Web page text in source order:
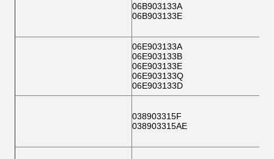
06B903133A
06B903133E
06E903133A
06E903133B
06E903133E
06E903133Q
06E903133D
038903315F
038903315AE